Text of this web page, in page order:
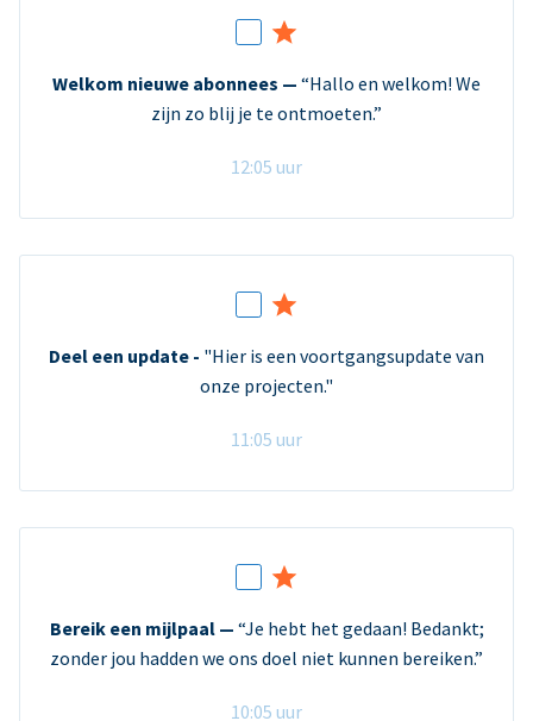
Welkom nieuwe abonnees — “Hallo en welkom! We
zijn zo blij je te ontmoeten.”
12:05 uur
Deel een update - "Hier is een voortgangsupdate van
onze projecten."
11:05 uur
Bereik een mijlpaal — “Je hebt het gedaan! Bedankt;
zonder jou hadden we ons doel niet kunnen bereiken.”
10:05 uur